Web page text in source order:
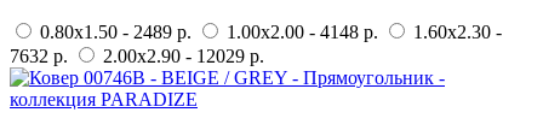
0.80x1.50 - 2489 р. 1.00x2.00 - 4148 р.
1.60x2.30 -
7632 р.
2.00x2.90 - 12029 р.